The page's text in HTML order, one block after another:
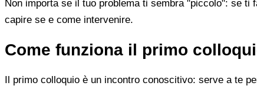
Non importa se il tuo problema ti sembra "piccolo": se
capire se e come intervenire.
Come funziona il primo
Il primo colloquio è un incontro conoscitivo: serve a te